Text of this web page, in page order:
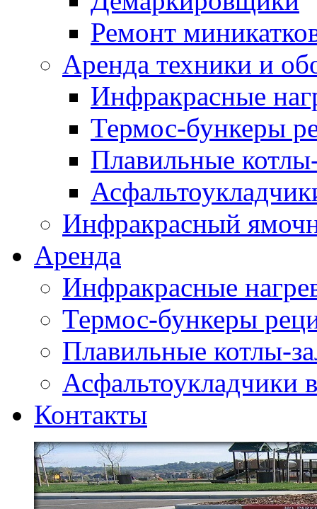
Ремонт
Аренда техники и
Инфракрасные
Термос-бункеры
Плавильные
Инфракрасный
Аренда
Инфракрасные
Термос-бункеры
Плавильные котлы-
Асфальтоукладчики
Контакты